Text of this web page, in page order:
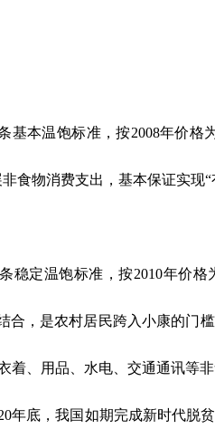
基本温饱标准，按2008年价格
食物消费支出，基本保证实现
稳定温饱标准，按2010年价
合，是农村居民跨入小康的门
着、用品、水电、交通通讯等
年底，我国如期完成新时代脱